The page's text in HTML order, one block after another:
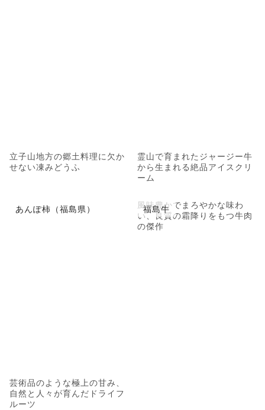
立子山地方の郷土料理に欠か
せない凍みどうふ
霊山で育まれたジャージー牛
から生まれる絶品アイスクリ
ーム
あんぽ柿（福島県）
芸術品のような極上の甘み、
自然と人々が育んだドライフ
ルーツ
福島牛
風味豊かでまろやかな味わ
い、良質の霜降りをもつ牛肉
の傑作